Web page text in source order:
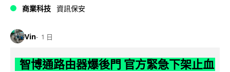
商業科技 資訊保安
Vin 1 日
智博通路由器爆後門 官方緊急下架止血